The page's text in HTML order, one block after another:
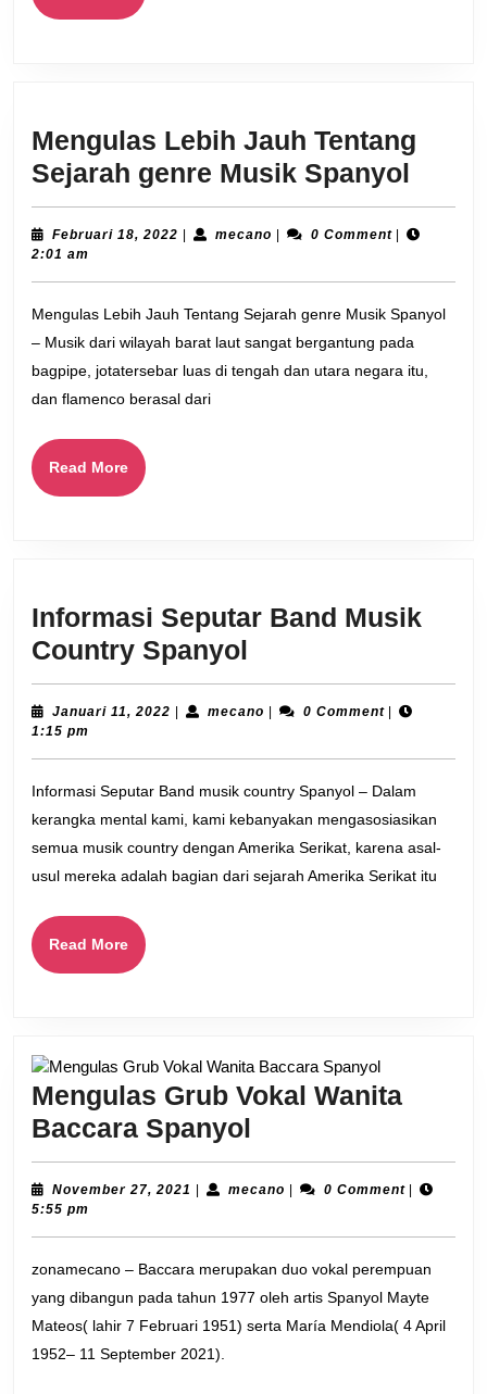
More
Mengulas Lebih Jauh Tentang
Sejarah genre Musik Spanyol
Lebih
Jauh
genre
Musik
Februari 18, 2022 Februarimecanomecano0 Comment
2:01 am
Mengulas Lebih Jauh Tentang Sejarah genre Musik Spanyol
– Musik dari wilayah barat laut sangat bergantung pada
bagpipe, jotatersebar luas di tengah dan utara negara itu,
dan flamenco berasal dari
Read MoreRead
More
Informasi Seputar Band Musik
Country Spanyol
Seputar
Band
Country
Spanyol
Januari 11, 2022 Januarimecanomecano0 Comment
1:15 pm
Informasi Seputar Band musik country Spanyol – Dalam
kerangka mental kami, kami kebanyakan mengasosiasikan
semua musik country dengan Amerika Serikat, karena asal-
usul mereka adalah bagian dari sejarah Amerika Serikat itu
Read MoreRead
More
Mengulas Grub Vokal Wanita
Baccara Spanyol
Grub
Vokal
Baccara
Spanyol
November 27, 2021 November
mecanomecano0 Comment
5:55 pm
zonamecano – Baccara merupakan duo vokal perempuan
yang dibangun pada tahun 1977 oleh artis Spanyol Mayte
Mateos( lahir 7 Februari 1951) serta María Mendiola( 4 April
1952– 11 September 2021).